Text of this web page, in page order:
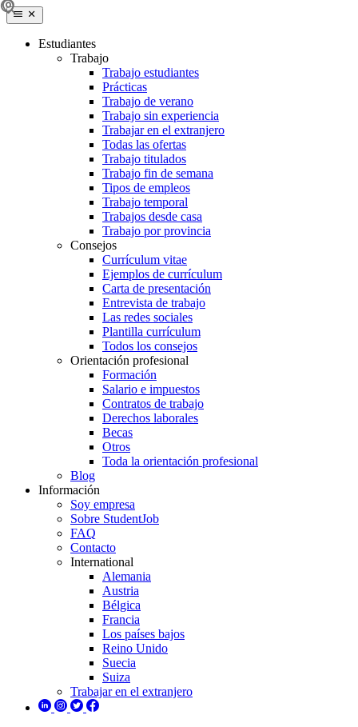
Estudiantes
Trabajo
Trabajo estudiantes
Prácticas
Trabajo de verano
Trabajo sin experiencia
Trabajar en el extranjero
Todas las ofertas
Trabajo titulados
Trabajo fin de semana
Tipos de empleos
Trabajo temporal
Trabajos desde casa
Trabajo por provincia
Consejos
Currículum vitae
Ejemplos de currículum
Carta de presentación
Entrevista de trabajo
Las redes sociales
Plantilla currículum
Todos los consejos
Orientación profesional
Formación
Salario e impuestos
Contratos de trabajo
Derechos laborales
Becas
Otros
Toda la orientación profesional
Blog
Información
Soy empresa
Sobre StudentJob
FAQ
Contacto
International
Alemania
Austria
Bélgica
Francia
Los países bajos
Reino Unido
Suecia
Suiza
Trabajar en el extranjero